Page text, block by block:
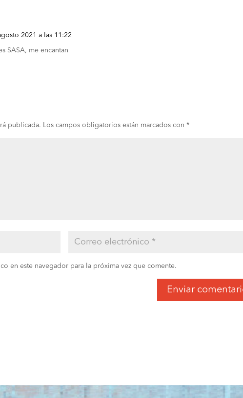
2021 a las 11:22
SASA, me encantan
publicada. Los campos obligatorios están marcados con*
en este navegador para la próxima vez que comente.